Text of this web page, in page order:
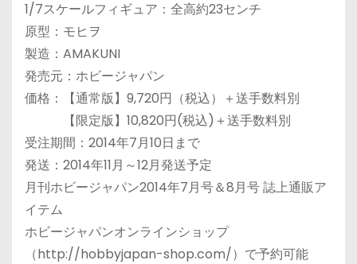
1/7スケールフィギュア：全高約23センチ
原型：モヒヲ
製造：AMAKUNI
発売元：ホビージャパン
価格：【通常版】9,720円（税込）＋送手数料別
【限定版】10,820円(税込)＋送手数料別
受注期間：2014年7月10日まで
発送：2014年11月～12月発送予定
月刊ホビージャパン2014年7月号＆8月号 誌上通販ア
イテム
ホビージャパンオンラインショップ
（http://hobbyjapan-shop.com/）で予約可能